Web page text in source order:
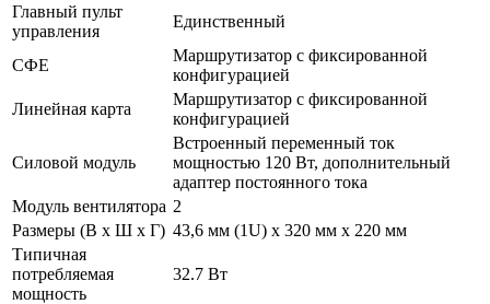
Главный пульт
управления
Единственный
СФЕ
Маршрутизатор с фиксированной
конфигурацией
Линейная карта
Маршрутизатор с фиксированной
конфигурацией
Силовой модуль
Встроенный переменный ток
мощностью 120 Вт, дополнительный
адаптер постоянного тока
Модуль вентилятора 2
Размеры (В x Ш x Г) 43,6 мм (1U) x 320 мм x 220 мм
Типичная
потребляемая
мощность
32.7 Вт